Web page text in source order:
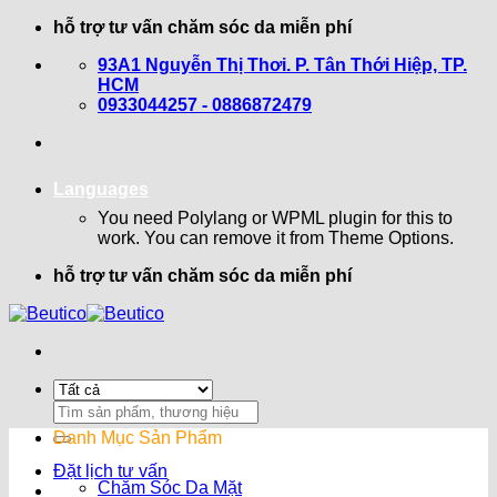
hỗ trợ tư vấn chăm sóc da miễn phí
93A1 Nguyễn Thị Thơi. P. Tân Thới Hiệp, TP.
HCM
0933044257 - 0886872479
Languages
You need Polylang or WPML plugin for this to
work. You can remove it from Theme Options.
hỗ trợ tư vấn chăm sóc da miễn phí
Search
for:
Đặt lịch tư vấn
Danh Mục Sản Phẩm
Chăm Sóc Da Mặt